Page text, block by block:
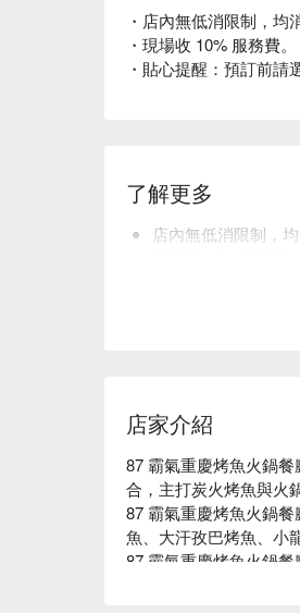
・店內無低消限制，均
・現場收 10% 服務費。
・貼心提醒：預訂前請
了解更多
店內無低消限制，均
店家介紹
87 霸氣重慶烤魚火鍋
合，主打炭火烤魚與火
87 霸氣重慶烤魚火鍋
魚、大汗孜巴烤魚、小
87 霸氣重慶烤魚火鍋